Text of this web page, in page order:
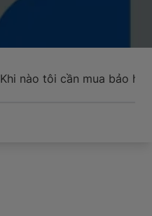
Khi nào tôi cần mua bảo